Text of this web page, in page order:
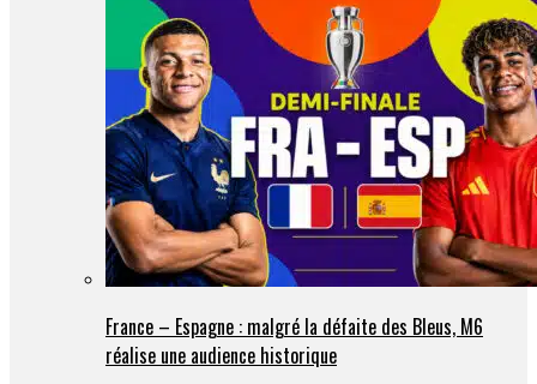
France – Espagne : malgré la défaite des Bleus, M6
réalise une audience historique